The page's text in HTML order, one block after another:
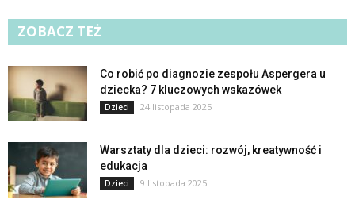
ZOBACZ TEŻ
Co robić po diagnozie zespołu Aspergera u
dziecka? 7 kluczowych wskazówek
Dzieci 24 listopada 2025
Warsztaty dla dzieci: rozwój, kreatywność i
edukacja
Dzieci 9 listopada 2025